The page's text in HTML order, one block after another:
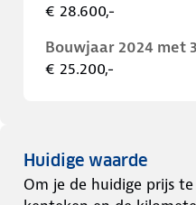
€ 28.600,-
Bouwjaar 2024 met
€ 25.200,-
Huidige waarde
Om je de huidige prijs